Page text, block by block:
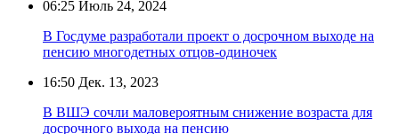
06:25 Июль 24, 2024
В Госдуме разработали проект о досрочном выходе на
пенсию многодетных отцов-одиночек
16:50 Дек. 13, 2023
В ВШЭ сочли маловероятным снижение возраста для
досрочного выхода на пенсию